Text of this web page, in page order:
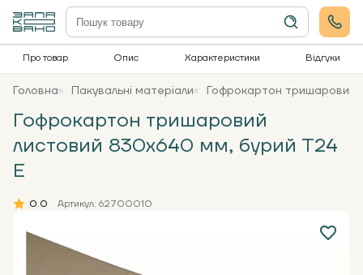
Про товар Опис Характеристики Відгуки
Головна Пакувальні матеріали Гофрокартон тришаровий
Гофрокартон тришаровий
листовий 830х640 мм, бурий Т24
Е
0.0 Артикул: 62700010